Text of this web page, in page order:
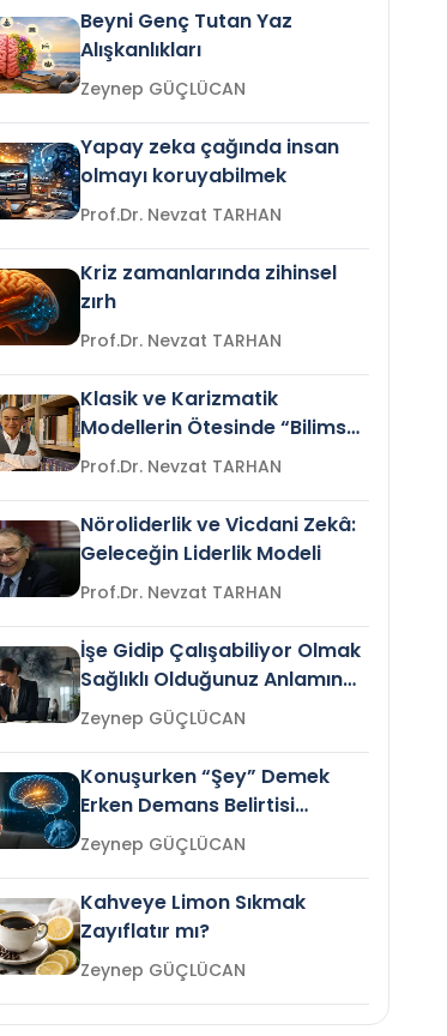
Beyni Genç Tutan Yaz
Alışkanlıkları
Zeynep GÜÇLÜCAN
Yapay zeka çağında insan
olmayı koruyabilmek
Prof.Dr. Nevzat TARHAN
Kriz zamanlarında zihinsel
zırh
Prof.Dr. Nevzat TARHAN
Klasik ve Karizmatik
Modellerin Ötesinde “Bilimsel
Liderlik”
Prof.Dr. Nevzat TARHAN
Nöroliderlik ve Vicdani Zekâ:
Geleceğin Liderlik Modeli
Prof.Dr. Nevzat TARHAN
İşe Gidip Çalışabiliyor Olmak
Sağlıklı Olduğunuz Anlamına
Gelir mi?Zeynep GÜÇLÜCAN
Konuşurken “Şey” Demek
Erken Demans Belirtisi
Olabilir mi?Zeynep GÜÇLÜCAN
Kahveye Limon Sıkmak
Zayıflatır mı?
Zeynep GÜÇLÜCAN